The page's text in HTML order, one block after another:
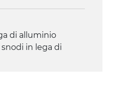
di alluminio
in lega di